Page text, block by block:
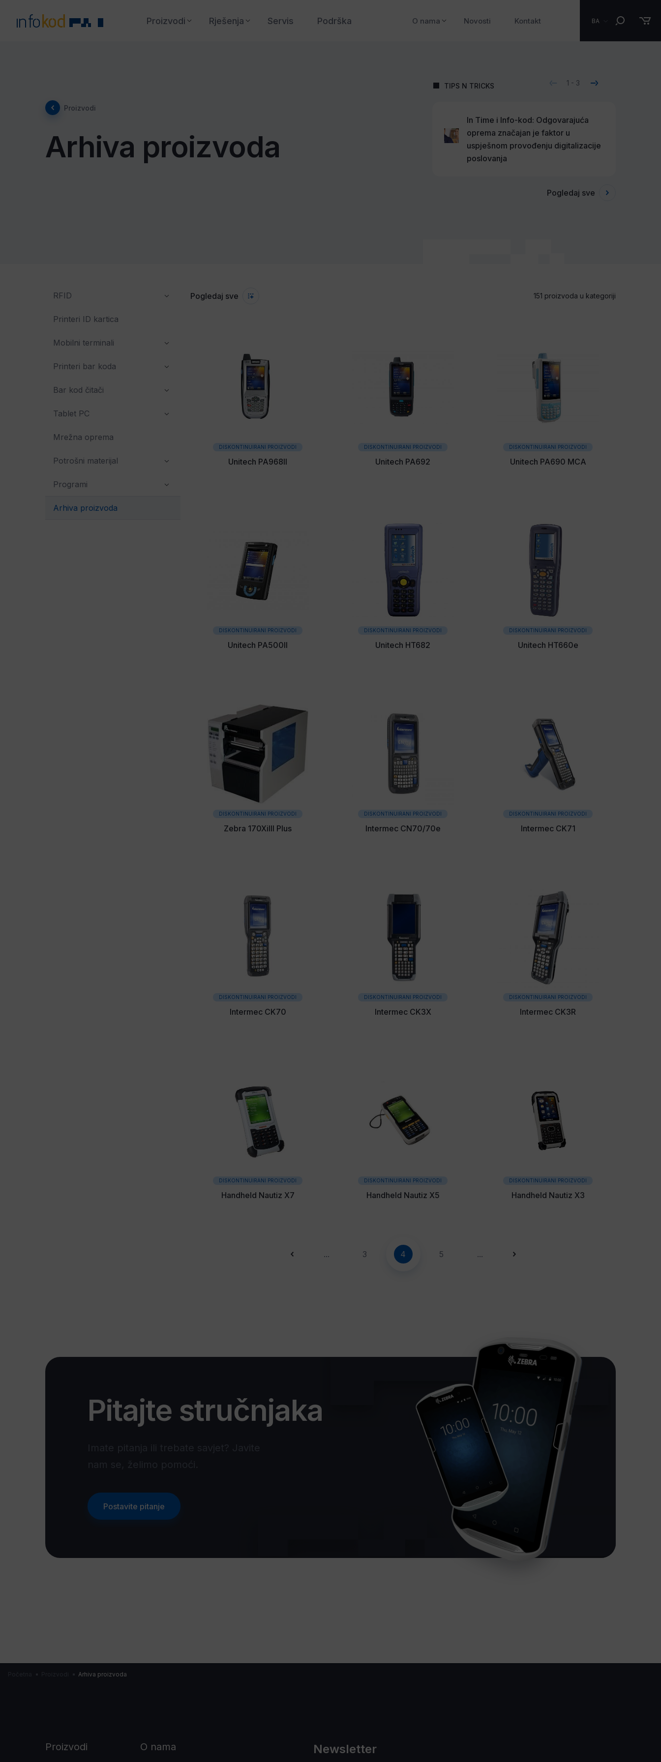
Proizvodi Rješenja Servis Podrška O nama Novosti Kontakt BA
Proizvodi
Arhiva proizvoda
TIPS N TRICKS 1 - 3
In Time i Info-kod: Odgovarajuća
oprema značajan je faktor u
uspješnom provođenju digitalizacije
poslovanja
Pogledaj sve
RFID
Printeri ID kartica
Mobilni terminali
Printeri bar koda
Bar kod čitači
Tablet PC
Mrežna oprema
Potrošni materijal
Programi
Arhiva proizvoda
Pogledaj sve 151 proizvoda u kategoriji
DISKONTINUIRANI PROIZVODI
Unitech PA968II
DISKONTINUIRANI PROIZVODI
Unitech PA692
DISKONTINUIRANI PROIZVODI
Unitech PA690 MCA
DISKONTINUIRANI PROIZVODI
Unitech PA500II
DISKONTINUIRANI PROIZVODI
Unitech HT682
DISKONTINUIRANI PROIZVODI
Unitech HT660e
DISKONTINUIRANI PROIZVODI
Zebra 170XiIII Plus
DISKONTINUIRANI PROIZVODI
Intermec CN70/70e
DISKONTINUIRANI PROIZVODI
Intermec CK71
DISKONTINUIRANI PROIZVODI
Intermec CK70
DISKONTINUIRANI PROIZVODI
Intermec CK3X
DISKONTINUIRANI PROIZVODI
Intermec CK3R
DISKONTINUIRANI PROIZVODI
Handheld Nautiz X7
DISKONTINUIRANI PROIZVODI
Handheld Nautiz X5
DISKONTINUIRANI PROIZVODI
Handheld Nautiz X3
... 3 4 5 ...
Pitajte stručnjaka
Postavite pitanje
Arhiva proizvoda
Proizvodi O nama Newsletter